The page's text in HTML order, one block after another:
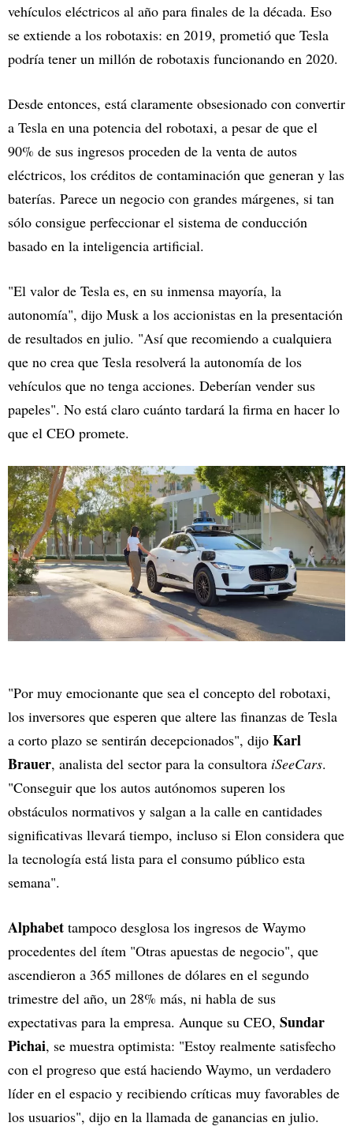
vehículos eléctricos al año para finales de la década. Eso
se extiende a los robotaxis: en 2019, prometió que Tesla
podría tener un millón de robotaxis funcionando en 2020.
Desde entonces, está claramente obsesionado con convertir
a Tesla en una potencia del robotaxi, a pesar de que el
90% de sus ingresos proceden de la venta de autos
eléctricos, los créditos de contaminación que generan y las
baterías. Parece un negocio con grandes márgenes, si tan
sólo consigue perfeccionar el sistema de conducción
basado en la inteligencia artificial.
"El valor de Tesla es, en su inmensa mayoría, la
autonomía", dijo Musk a los accionistas en la presentación
de resultados en julio. "Así que recomiendo a cualquiera
que no crea que Tesla resolverá la autonomía de los
vehículos que no tenga acciones. Deberían vender sus
papeles". No está claro cuánto tardará la firma en hacer lo
que el CEO promete.
"Por muy emocionante que sea el concepto del robotaxi,
los inversores que esperen que altere las finanzas de Tesla
a corto plazo se sentirán decepcionados", dijo Karl
Brauer, analista del sector para la consultora iSeeCars.
"Conseguir que los autos autónomos superen los
obstáculos normativos y salgan a la calle en cantidades
significativas llevará tiempo, incluso si Elon considera que
la tecnología está lista para el consumo público esta
semana".
Alphabet tampoco desglosa los ingresos de Waymo
procedentes del ítem "Otras apuestas de negocio", que
ascendieron a 365 millones de dólares en el segundo
trimestre del año, un 28% más, ni habla de sus
expectativas para la empresa. Aunque su CEO, Sundar
Pichai, se muestra optimista: "Estoy realmente satisfecho
con el progreso que está haciendo Waymo, un verdadero
líder en el espacio y recibiendo críticas muy favorables de
los usuarios", dijo en la llamada de ganancias en julio.